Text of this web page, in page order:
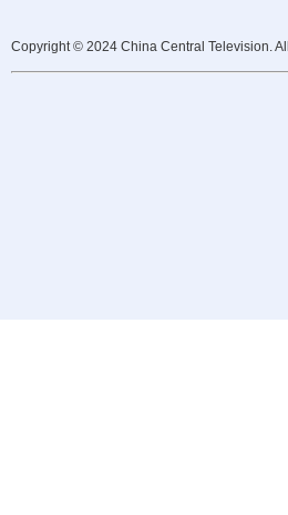
Copyright © 2024 China Central Television.